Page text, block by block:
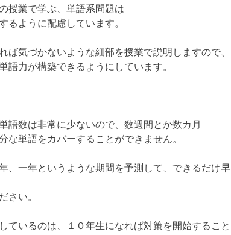
授業で学ぶ、単語系問題は
るように配慮しています。
ば気づかないような細部を授業で説明しますので、
語力が構築できるようにしています。
語数は非常に少ないので、数週間とか数カ月
な単語をカバーすることができません。
、一年というような期間を予測して、できるだけ早
さい。
ているのは、１０年生になれば対策を開始すること